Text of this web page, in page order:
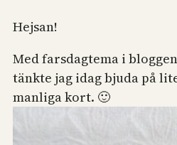
Hejsan!
Med farsdagtema i
tänkte jag idag bjuda på
manliga kort. 🙂